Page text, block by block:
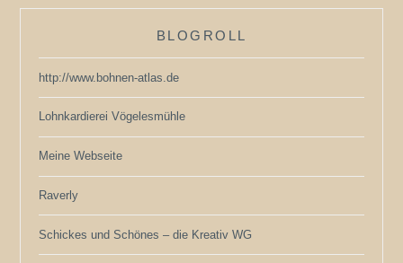
BLOGROLL
http://www.bohnen-atlas.de
Lohnkardierei Vögelesmühle
Meine Webseite
Raverly
Schickes und Schönes – die Kreativ WG